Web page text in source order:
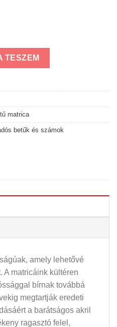
cm mennyiség
TESZEM
matrica
betűk és számok
amely lehetővé
A matricáink kültéren
bírnak továbbá
megtartják eredeti
a barátságos akril
ragasztó felel,